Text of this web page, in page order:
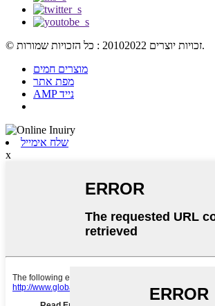
© זכויות יוצרים 20102022 : כל הזכויות שמורות.
מוצרים חמים
מפת אתר
AMP נייד
שלח אימייל
x